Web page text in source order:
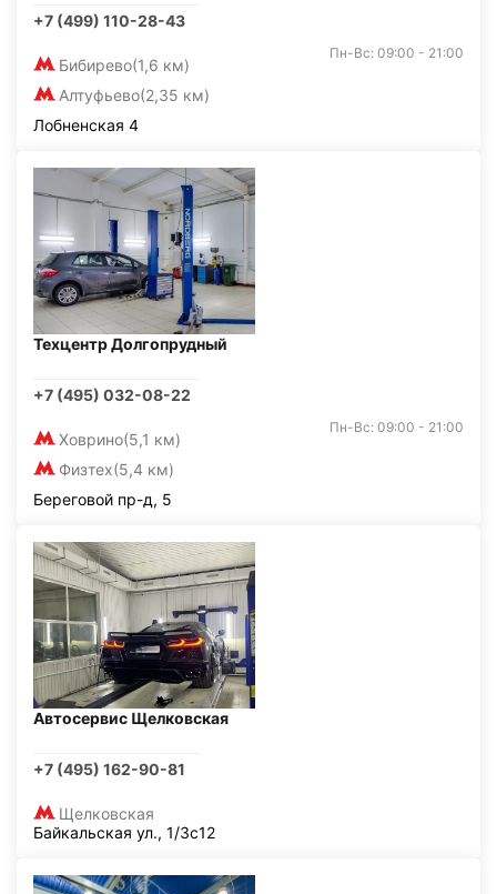
+7 (499) 110-28-43
Бибирево(1,6 км)
Алтуфьево(2,35 км)
Пн-Вс: 09:00 - 21:00
Лобненская 4
Техцентр Долгопрудный
+7 (495) 032-08-22
Ховрино(5,1 км)
Физтех(5,4 км)
Пн-Вс: 09:00 - 21:00
Береговой пр-д, 5
Автосервис Щелковская
+7 (495) 162-90-81
Щелковская
Байкальская ул., 1/3с12